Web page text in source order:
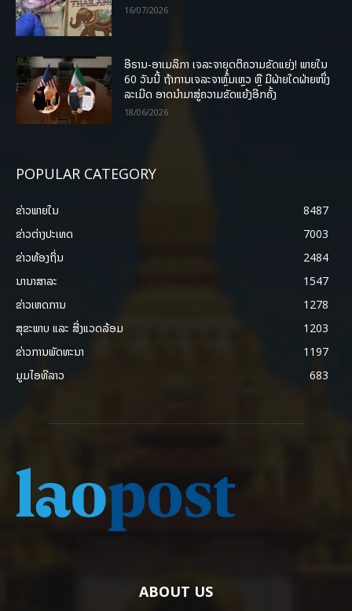
16/07/2026
ອີຣານ-ອາເມລິກາ ເຈລະຈາຍຸດຕິຄວາມຂັດແຍ່ງ! ພາຍໃນ
60 ວັນນີ້ ຖ້າການເຈລະຈາຫຼົ້ມເຫຼວ ຫຼື ມີຝ່າຍໃດຝ່າຍໜຶ່ງ
ລະເມີດ ອາດນໍາມາສູ່ຄວາມຂັດແຍ້ງອີກຄັ້ງ
18/06/2026
POPULAR CATEGORY
ຂ່າວພາຍ​ໃນ
8487
ຂ່າວຕ່າງປະເທດ
7003
ຂ່າວທ້ອງຖິ່ນ
2484
ນານາສາລະ
1547
ຂ່າວເຫດການ
1278
ສຸຂະພາບ ແລະ ສີ່ງແວດລ້ອມ
1203
ຂ່າວການພັດທະນາ
1197
ມູມໄອທີລາວ
683
ABOUT US